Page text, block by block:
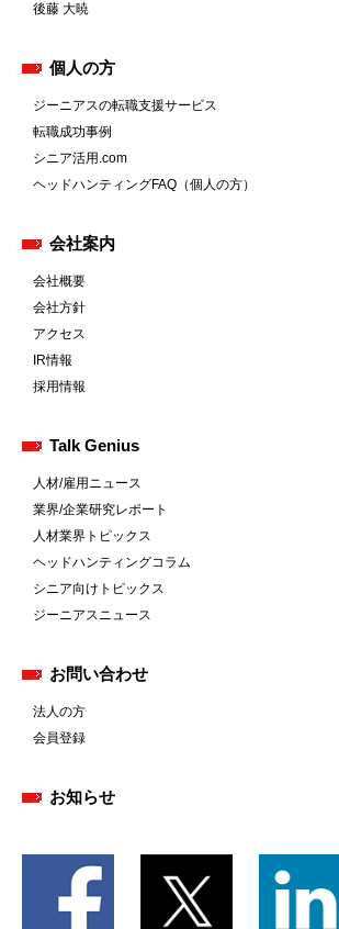
後藤 大暁
個人の方
ジーニアスの転職支援サービス
転職成功事例
シニア活用.com
ヘッドハンティングFAQ（個人の方）
会社案内
会社概要
会社方針
アクセス
IR情報
採用情報
Talk Genius
人材/雇用ニュース
業界/企業研究レポート
人材業界トピックス
ヘッドハンティングコラム
シニア向けトピックス
ジーニアスニュース
お問い合わせ
法人の方
会員登録
お知らせ